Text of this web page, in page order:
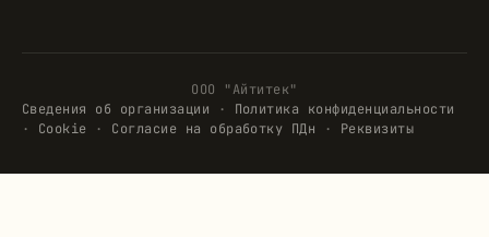
ООО "Айтитек"
Сведения об организации · Политика конфиденциальности
· Cookie · Согласие на обработку ПДн · Реквизиты